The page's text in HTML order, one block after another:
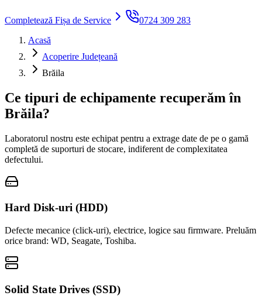
Completează Fișa de Service
0724 309 283
Acasă
Acoperire Județeană
Brăila
Ce tipuri de echipamente recuperăm în
Brăila?
Laboratorul nostru este echipat pentru a extrage date de pe o gamă
completă de suporturi de stocare, indiferent de complexitatea
defectului.
Hard Disk-uri (HDD)
Defecte mecanice (click-uri), electrice, logice sau firmware. Preluăm
orice brand: WD, Seagate, Toshiba.
Solid State Drives (SSD)